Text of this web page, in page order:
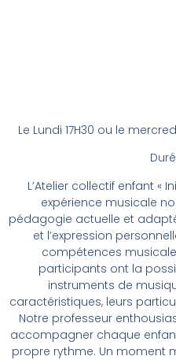
Le Lundi 17H30 ou le
L’Atelier collectif enfant «
expérience musicale
pédagogie actuelle et
et l’expression
compétences
participants ont la
instruments de
caractéristiques, leurs
Notre professeur
accompagner chaque
propre rythme. Un moment